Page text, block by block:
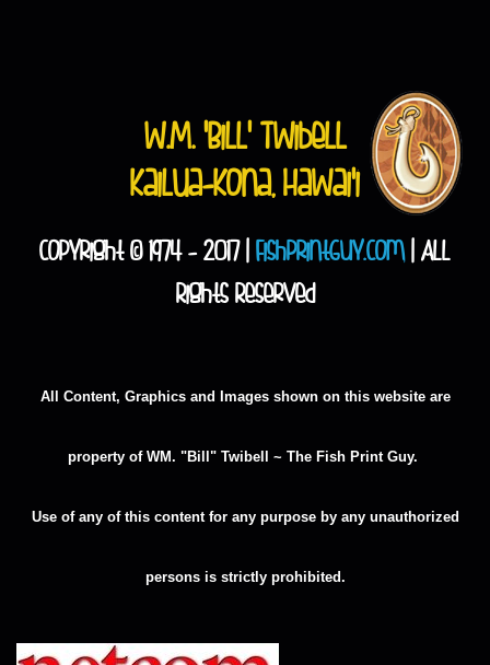
W.M. 'Bill' Twibell
Kailua-Kona, Hawai'i
Copyright © 1974 - 2017 |FishPrintGuy.com| All
Rights Reserved
All Content, Graphics and Images shown on this website are
property of WM. "Bill" Twibell ~ The Fish Print Guy.
Use of any of this content for any purpose by any unauthorized
persons is strictly prohibited.